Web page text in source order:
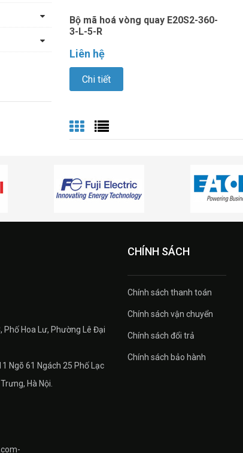
Bộ mã hoá vòng quay E20S2-360-
3-L-5-R
Liên hệ
Chi tiết
Phố Hoa Lư, Phường Lê Đại
Ngõ 61 Ngách 25 Phố Lạc
Hà Nội.
CHÍNH SÁCH
Chính sách thanh toán
Chính sách vận chuyển
Chính sách đổi trả
Chính sách bảo hành